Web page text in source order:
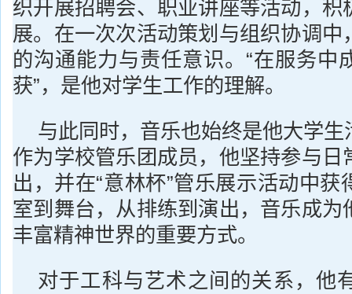
织开展招聘会、职业讲座等活动，积
展。在一次次活动策划与组织协调中
的沟通能力与责任意识。“在服务中
获”，是他对学生工作的理解。
与此同时，音乐也始终是他大学
作为学校管乐团成员，他坚持参与日
出，并在“意林杯”管乐展示活动中获
室到舞台，从排练到演出，音乐成为
丰富精神世界的重要方式。
对于工科与艺术之间的关系，他